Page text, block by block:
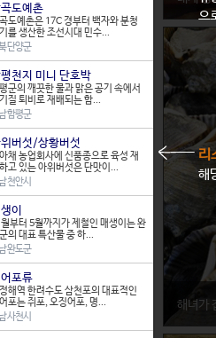
천지 미니 단호박
군의 깨끗한 물과 맑은 공기 속에
유기질 퇴비로 재배되는 함...
함평군
위버섯/상황버섯
채 농업회사에 신품종으로 육성
하고 있는 아위버섯은 단맛이...
천안시
이
부터 5월까지가 제철인 매생이
완도군의 대표 특산물 중 하...
완도군
포류
해역 한려수도 삼천포의 대표적
건어포는 쥐포, 오징어포, 명...
사천시
광역시 강서구에서 재배한 맥도
상추는 잎이 연하면서도 두텁...
강서구
경상북
대게
고 있
해녀가
도예촌
도예촌은 17C 경부터 백자와 분청
를 생산한 조선시대 민수...
단양군
천지 미니 단호박
군의 깨끗한 물과 맑은 공기 속에서
질 퇴비로 재배되는 함...
함평군
버섯/상황버섯
채 농업회사에 신품종으로 육성 재
고 있는 아위버섯은 단맛이...
천안시
이
부터 5월까지가 제철인 매생이는 완
의 대표 특산물 중 하...
완도군
포류
해역 한려수도 삼천포의 대표적인
포는 쥐포, 오징어포, 명...
사천시
으
리
해